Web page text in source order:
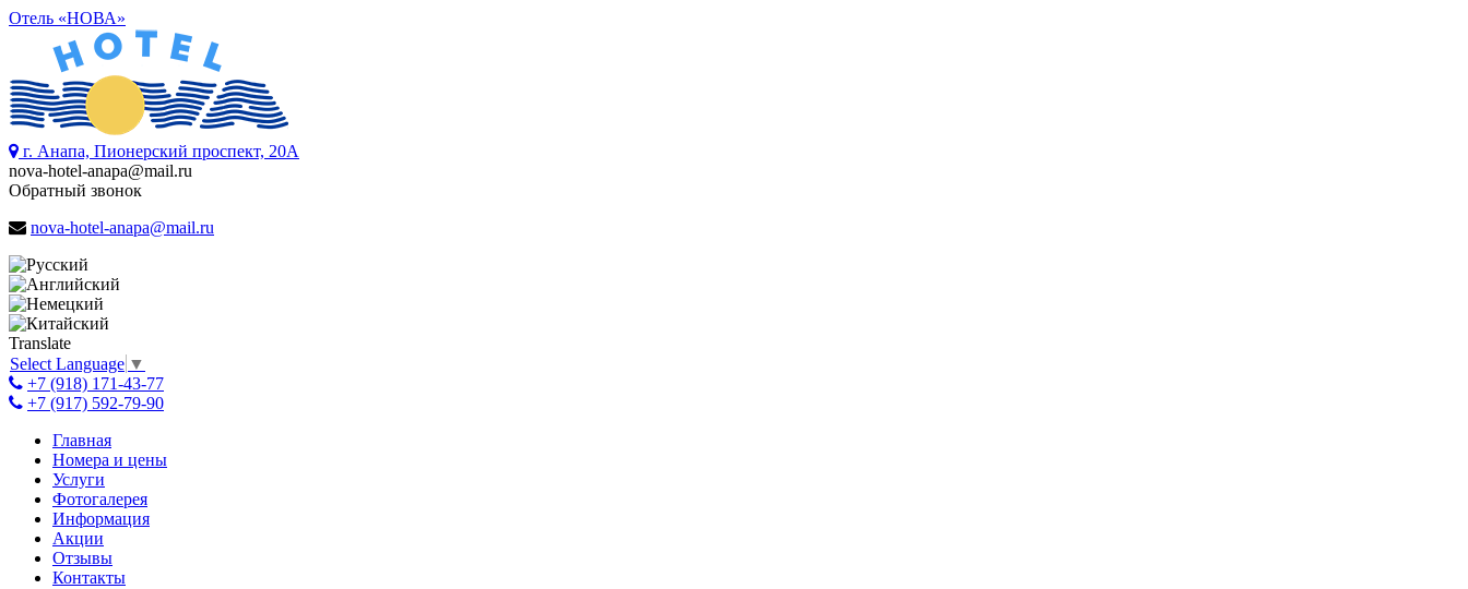
Отель «НОВА»
г. Анапа, Пионерский проспект, 20А
nova-hotel-anapa@mail.ru
Обратный звонок
nova-hotel-anapa@mail.ru
Translate
Select Language ▼
+7 (918) 171-43-77
+7 (917) 592-79-90
Главная
Номера и цены
Услуги
Фотогалерея
Информация
Акции
Отзывы
Контакты